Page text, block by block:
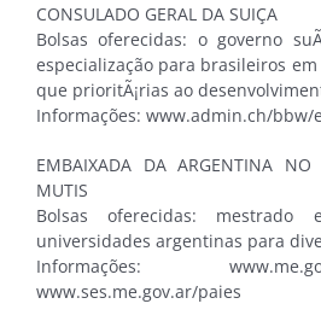
CONSULADO GERAL DA SUIÇA
Bolsas oferecidas: o governo
especialização para brasileiros em
que prioritÃ¡rias ao
Informações: www.admin.ch/
EMBAIXADA DA ARGENTINA NO
MUTIS
Bolsas oferecidas: mestrado
universidades argentinas para
Informações:
www.ses.me.gov.ar/paies